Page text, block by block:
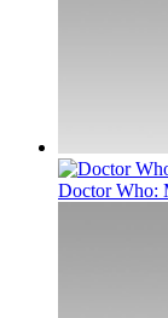
Doctor Who: